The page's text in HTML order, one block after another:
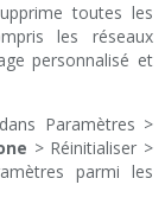
toutes les
les réseaux
personnalisé et
Paramètres >
> Réinitialiser >
parmi les